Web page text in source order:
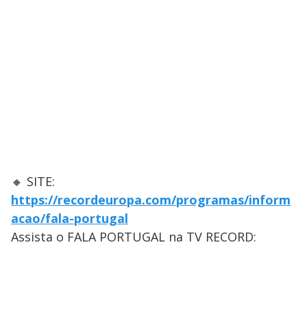
🔸 SITE:
https://recordeuropa.com/programas/inform
acao/fala-portugal
Assista o FALA PORTUGAL na TV RECORD: